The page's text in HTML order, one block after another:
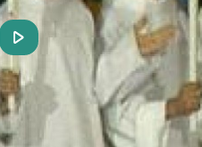
Play
Video